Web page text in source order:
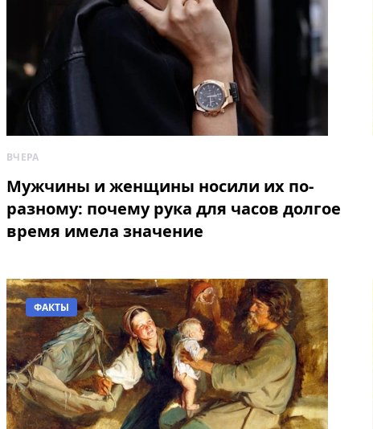
ВЧЕРА
Мужчины и женщины носили их по-
разному: почему рука для часов долгое
время имела значение
ФАКТЫ